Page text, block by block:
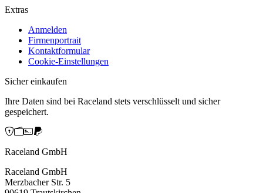
Extras
Anmelden
Firmenportrait
Kontaktformular
Cookie-Einstellungen
Sicher einkaufen
Ihre Daten sind bei Raceland stets verschlüsselt und sicher
gespeichert.
Raceland GmbH
Raceland GmbH
Merzbacher Str. 5